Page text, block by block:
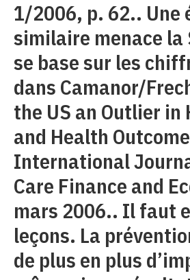
1/2006, p. 62.. Une
similaire menace la
se base sur les
dans Camanor/
the US an Outlier in
and Health
International
Care Finance and
mars 2006.. Il faut
leçons. La
de plus en plus